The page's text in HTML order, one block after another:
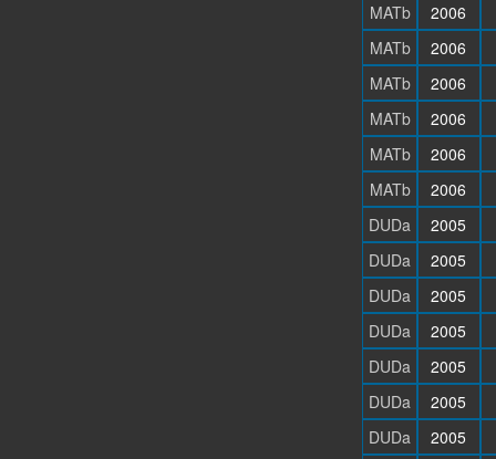
MATb
2006
MATb
2006
MATb
2006
MATb
2006
MATb
2006
MATb
2006
DUDa
2005
DUDa
2005
DUDa
2005
DUDa
2005
DUDa
2005
DUDa
2005
DUDa
2005